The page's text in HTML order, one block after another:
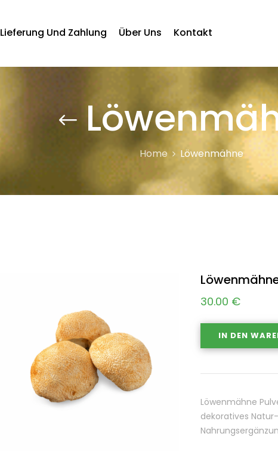
Lieferung Und Zahlung Über Uns Kontakt
Home Löwenmähne
30.00 €
IN DEN
Löwenmähne
dekoratives